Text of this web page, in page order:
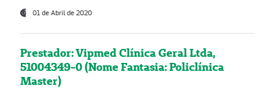
01 de Abril de 2020
Prestador: Vipmed Clínica Geral Ltda,
51004349-0 (Nome Fantasia: Policlínica
Master)